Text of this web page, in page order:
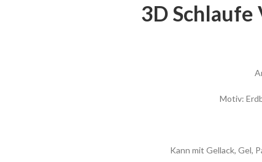
3D
Motiv:
Kann mit Gellack, Gel,